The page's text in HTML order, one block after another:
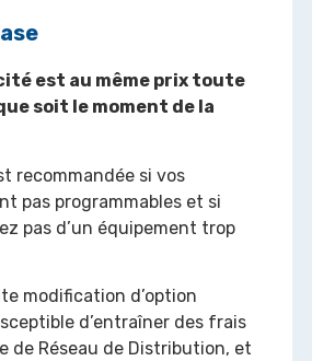
est au même prix toute
soit le moment de la
recommandée si vos
pas programmables et si
pas d’un équipement trop
modification d’option
d’entraîner des frais
de Réseau de Distribution, et